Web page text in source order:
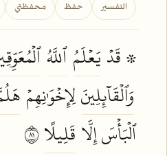
التفسير حفظ محفظتي
۞ قَدۡ يَعۡلَمُٱللَّهُ
وَٱلۡقَآئِلِينَلِإِخۡوَٰنِهِمۡ
ٱلۡبَأۡسَ إِلَّا قَلِيلًا